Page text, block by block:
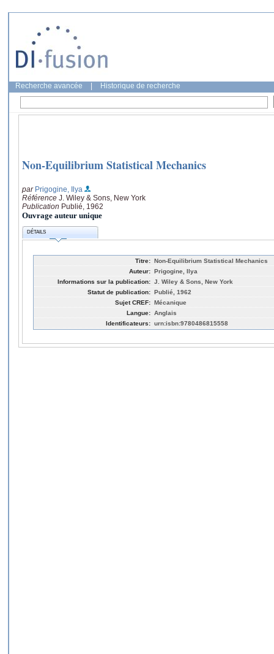
Recherche avancée Historique de recherche
Non-Equilibrium Statistical Mechanics
par Prigogine, Ilya
Référence J. Wiley & Sons, New York
Publication Publié, 1962
Ouvrage auteur unique
DÉTAILS
Titre: Non-Equilibrium Statistical Mechanics
Auteur: Prigogine, Ilya
Informations sur la publication: J. Wiley & Sons, New York
Statut de publication: Publié, 1962
Sujet CREF: Mécanique
Langue: Anglais
Identificateurs: urn:isbn:9780486815558